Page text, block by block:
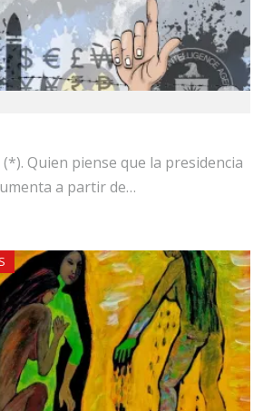
Quien piense que la presidencia
a partir de…